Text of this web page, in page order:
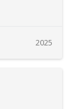
2025